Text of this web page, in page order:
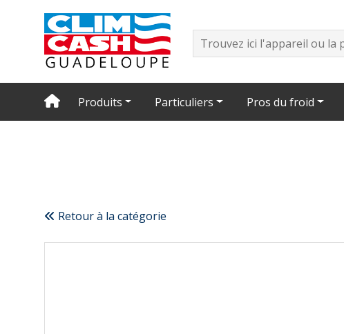
Produits Particuliers Pros du froid
Retour à la catégorie